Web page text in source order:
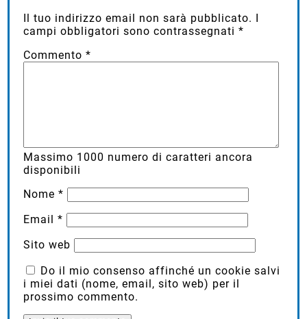
Il tuo indirizzo email non sarà pubblicato.
campi obbligatori sono contrassegnati*
Commento*
Massimo 1000 numero di caratteri ancora
disponibili
Nome*
Email*
Sito web
Do il mio consenso affinché un cookie salvi
i miei dati (nome, email, sito web) per il
prossimo commento.